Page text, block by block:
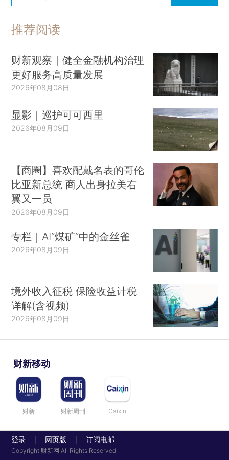
推荐阅读
财新观察｜健全金融机构治理
更好服务高质量发展
2026年08月08日
显影｜巡护可可西里
2026年08月09日
【商圈】喜欢配戴名表的哥伦
比亚新总统 商人出身拉美右
翼又一员
2026年08月09日
专栏｜AI“煤矿”中的金丝雀
2026年08月09日
境外收入征税 保险收益计税
详解(含视频)
2026年08月09日
财新移动
财新 财新周刊 Caixin
登录 网页版 订阅电邮
Copyright 财新网 All Rights Reserved